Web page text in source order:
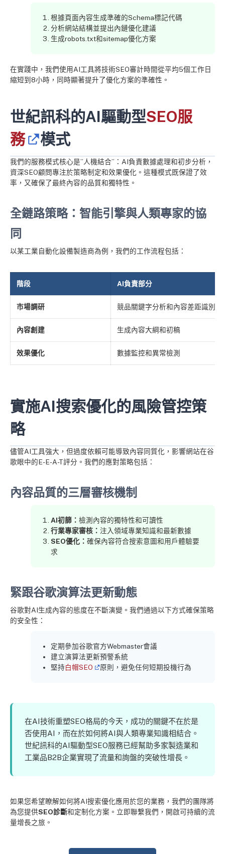
根據頁面內容生成準確的Schema標記代碼
分析網站結構並提出內鏈優化建議
生成robots.txt和sitemap優化方案
在實踐中，我們使用AI工具將技術SEO審計時間從平均5個工作日
縮短到8小時，同時顯著提升了優化方案的準確性。
世紀訊科的AI驅動型SEO服
務
模式
我們的服務模式核心是”人機結合”：AI負責數據處理和初步分析，
資深SEO顧問專注於策略制定和效果優化。這種模式既保證了效
率，又確保了最終內容的品質和獨特性。
全鏈路策略：智能引擎與人類專家的協
同
以某工業自動化設備製造商為例，我們的工作流程包括：
階段 AI負責部分
市場調研 競品關鍵字分析和內容差距識別
內容創建 生成內容大綱和初稿
效果優化 數據監控和異常檢測
實施AI搜索優化的風險管控策
略
儘管AI工具強大，但過度依賴可能導致內容同質化，影響網站在谷
歌眼中的E-E-A-T評分。我們的應對策略包括：
內容品質的三層審核機制
AI初篩：檢測內容的獨特性和可讀性
行業專家審核： 注入領域專業知識和最新數據
SEO優化：確保內容符合搜索意圖和用戶體驗要
求
緊跟谷歌演算法更新動態
谷歌對AI生成內容的態度在不斷演變。我們通過以下方式確保策略
的安全性：
定期參加谷歌官方Webmaster會議
建立演算法更新預警系統
堅持白帽SEO 原則，避免任何短期投機行為
在AI技術重塑SEO格局的今天，成功的關鍵不在於是
否使用AI，而在於如何將AI與人類專業知識相結合。
世紀訊科的AI驅動型SEO服務已經幫助多家製造業和
工業品B2B企業實現了流量和詢盤的突破性增長。
如果您希望瞭解如何將AI搜索優化應用於您的業務，我們的團隊將
為您提供SEO診斷和定制化方案。立即聯繫我們，開啟可持續的流
量增長之旅。